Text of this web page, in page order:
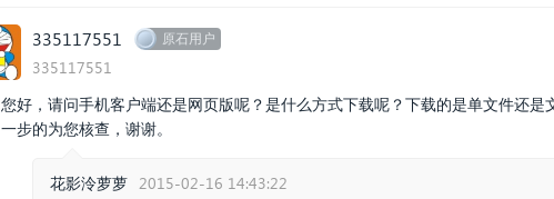
335117551 原石用户
335117551
您好，请问手机客户端还是网页版呢？是什么方式下载呢？下载的是单文件还
一步的为您核查，谢谢。
花影泠萝萝 2015-02-16 14:43:22